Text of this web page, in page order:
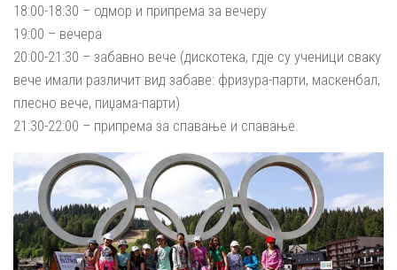
18:00-18:30 – одмор и припрема за вечеру
19:00 – вечера
20:00-21:30 – забавно вече (дискотека, гдје су ученици сваку
вече имали различит вид забаве: фризура-парти, маскенбал,
плесно вече, пиџама-парти)
21:30-22:00 – припрема за спавање и спавање.